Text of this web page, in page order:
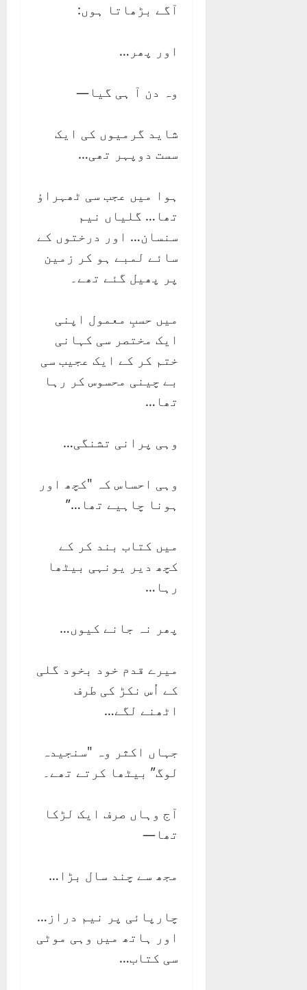
آگے بڑھاتا ہوں:
اور پھر…
وہ دن آ ہی گیا—
شاید گرمیوں کی ایک
سست دوپہر تھی…
ہوا میں عجب سی ٹھہراؤ
تھا… گلیاں نیم
سنسان… اور درختوں کے
سائے لمبے ہو کر زمین
پر پھیل گئے تھے۔
میں حسبِ معمول اپنی
ایک مختصر سی کہانی
ختم کر کے ایک عجیب سی
بے چینی محسوس کر رہا
تھا…
وہی پرانی تشنگی…
وہی احساس کہ "کچھ اور
ہونا چاہیے تھا…”
میں کتاب بند کر کے
کچھ دیر یونہی بیٹھا
رہا…
پھر نہ جانے کیوں…
میرے قدم خود بخود گلی
کے اُس نکڑ کی طرف
اٹھنے لگے…
جہاں اکثر وہ "سنجیدہ
لوگ” بیٹھا کرتے تھے۔
آج وہاں صرف ایک لڑکا
تھا—
مجھ سے چند سال بڑا…
چارپائی پر نیم دراز…
اور ہاتھ میں وہی موٹی
سی کتاب…